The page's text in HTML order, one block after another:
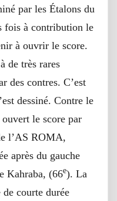
par les Étalons du
fois à contribution le
à ouvrir le score.
de très rares
des contres. C’est
dessiné. Contre le
le score par
l’AS ROMA,
après du gauche
Kahraba, (66e). La
de courte durée